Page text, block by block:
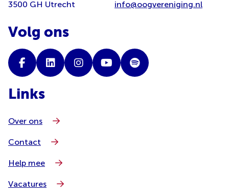
3500 GH Utrecht
info@oogvereniging.nl
Volg ons
Links
Over ons
Contact
Help mee
Vacatures